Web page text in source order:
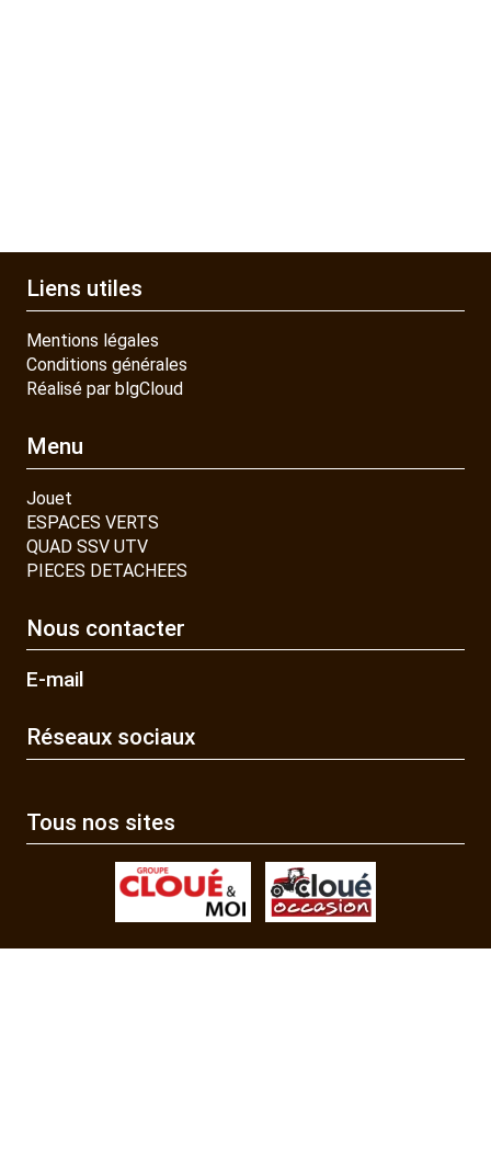
Liens utiles
Mentions légales
Conditions générales
Réalisé par blgCloud
Menu
Jouet
ESPACES VERTS
QUAD SSV UTV
PIECES DETACHEES
Nous contacter
E-mail
Réseaux sociaux
Tous nos sites